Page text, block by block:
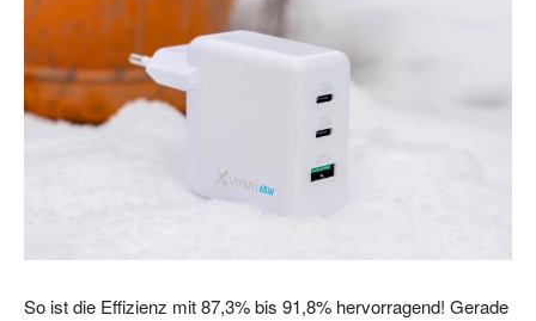
So ist die Effizienz mit 87,3% bis 91,8% hervorragend! Gerade